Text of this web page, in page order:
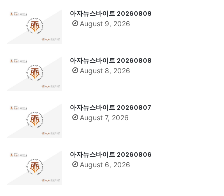
아자뉴스바이트 20260809
August 9, 2026
아자뉴스바이트 20260808
August 8, 2026
아자뉴스바이트 20260807
August 7, 2026
아자뉴스바이트 20260806
August 6, 2026